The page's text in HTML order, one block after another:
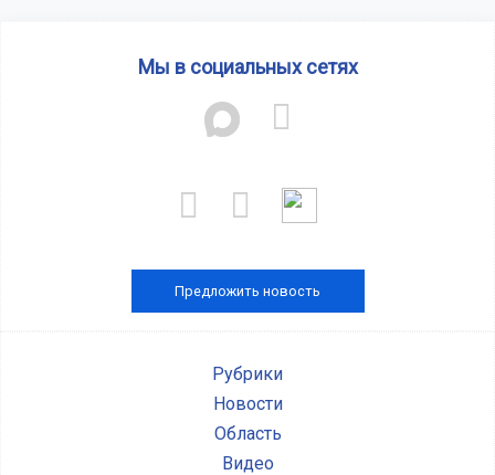
Мы в социальных сетях
Предложить новость
Рубрики
Новости
Область
Видео